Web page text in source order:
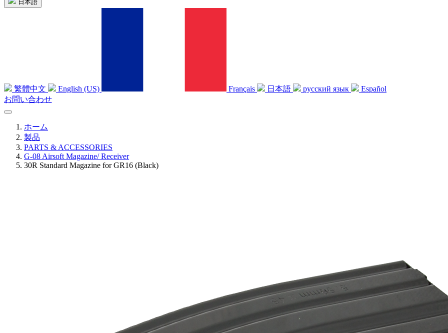
日本語
繁體中文 English (US) Français 日本語 русский язык
Español
お問い合わせ
ホーム
製品
PARTS & ACCESSORIES
G-08 Airsoft Magazine/ Receiver
30R Standard Magazine for GR16 (Black)